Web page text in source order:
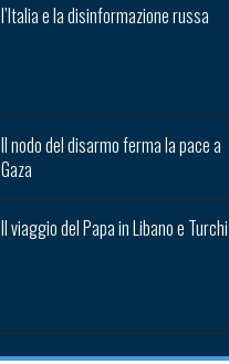
l’Italia e la disinformazione russa
Il nodo del disarmo ferma la pace a
Gaza
Il viaggio del Papa in Libano e